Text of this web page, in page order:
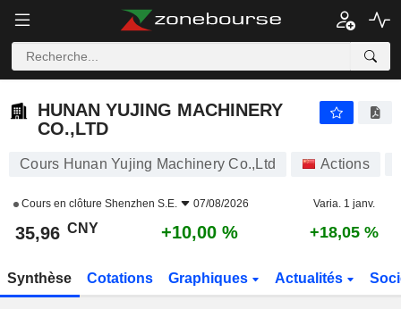
HUNAN YUJING MACHINERY
CO.,LTD
Cours Hunan Yujing Machinery Co.,Ltd Actions
Cours en clôture Shenzhen S.E. 07/08/2026 Varia. 1 janv.
35,96 CNY +10,00 % +18,05 %
Synthèse Cotations Graphiques Actualités